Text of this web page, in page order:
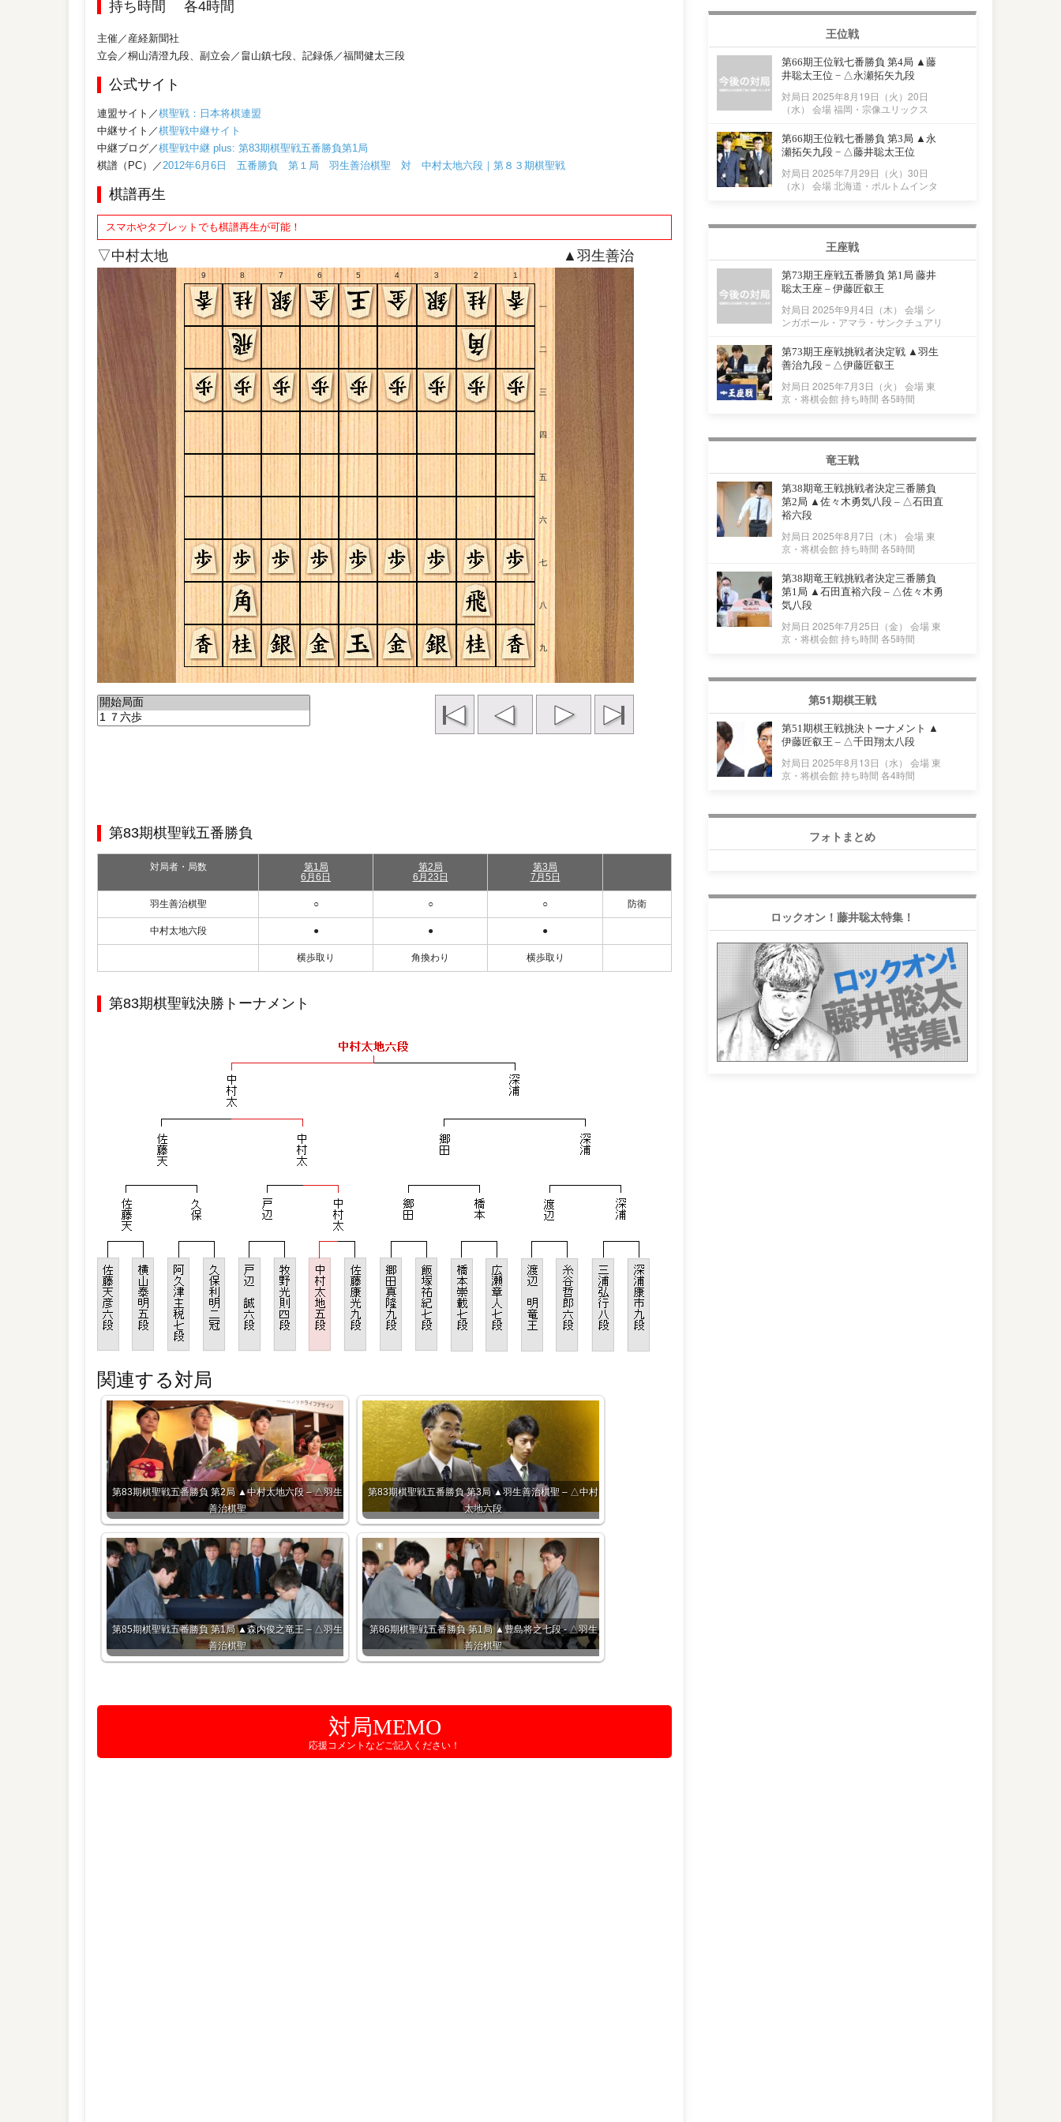
持ち時間 各4時間
主催／産経新聞社
立会／桐山清澄九段、副立会／畠山鎮七段、記録係／福間健太三段
公式サイト
連盟サイト／棋聖戦：日本将棋連盟
中継サイト／棋聖戦中継サイト
中継ブログ／棋聖戦中継 plus: 第83期棋聖戦五番勝負第1局
棋譜（PC）／2012年6月6日 五番勝負 第１局 羽生善治棋聖 対 中村太地六段｜第８３期棋聖戦
棋譜再生
スマホやタブレットでも棋譜再生が可能！
▽中村太地 ▲羽生善治
9 8 7 6 5 4 3 2 1
一
二
三
四
五
六
七
八
九
第83期棋聖戦五番勝負
対局者・局数
第1局
6月6日
第2局
6月23日
第3局
7月5日
羽生善治棋聖 ○ ○ ○ 防衛
中村太地六段 ● ● ●
横歩取り 角換わり 横歩取り
第83期棋聖戦決勝トーナメント
関連する対局
第83期棋聖戦五番勝負 第2局 ▲中村太地六段 – △羽生
善治棋聖
第83期棋聖戦五番勝負 第3局 ▲羽生善治棋聖 – △中村
太地六段
第85期棋聖戦五番勝負 第1局 ▲森内俊之竜王 – △羽生
善治棋聖
第86期棋聖戦五番勝負 第1局 ▲豊島将之七段 - △羽生
善治棋聖
対局MEMO
応援コメントなどご記入ください！
王位戦
第66期王位戦七番勝負 第4局 ▲藤
井聡太王位 − △永瀬拓矢九段
対局日 2025年8月19日（火）20日
（水） 会場 福岡・宗像ユリックス
第66期王位戦七番勝負 第3局 ▲永
瀬拓矢九段 − △藤井聡太王位
対局日 2025年7月29日（火）30日
（水） 会場 北海道・ポルトムインタ
王座戦
第73期王座戦五番勝負 第1局 藤井
聡太王座 – 伊藤匠叡王
対局日 2025年9月4日（木） 会場 シ
ンガポール・アマラ・サンクチュアリ
第73期王座戦挑戦者決定戦 ▲羽生
善治九段 − △伊藤匠叡王
対局日 2025年7月3日（火） 会場 東
京・将棋会館 持ち時間 各5時間
竜王戦
第38期竜王戦挑戦者決定三番勝負
第2局 ▲佐々木勇気八段 – △石田直
裕六段
対局日 2025年8月7日（木） 会場 東
京・将棋会館 持ち時間 各5時間
第38期竜王戦挑戦者決定三番勝負
第1局 ▲石田直裕六段 – △佐々木勇
気八段
対局日 2025年7月25日（金） 会場 東
京・将棋会館 持ち時間 各5時間
第51期棋王戦
第51期棋王戦挑決トーナメント ▲
伊藤匠叡王 – △千田翔太八段
対局日 2025年8月13日（水） 会場 東
京・将棋会館 持ち時間 各4時間
フォトまとめ
ロックオン！藤井聡太特集！